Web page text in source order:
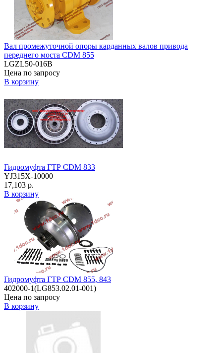
Вал промежуточной опоры карданных валов привода
переднего моста CDM 855
LGZL50-016B
Цена по запросу
В корзину
Гидромуфта ГТР CDM 833
YJ315X-10000
17,103 р.
В корзину
Гидромуфта ГТР CDM 855, 843
402000-1(LG853.02.01-001)
Цена по запросу
В корзину